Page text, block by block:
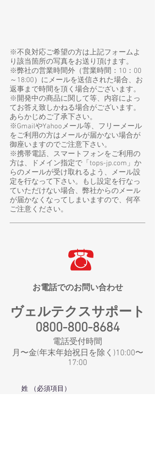
​※不良対応ご希望の方は上記フォームよ
り該当箇所の写真をお送り頂けます。
※弊社の営業時間外（営業時間：10：00
～18:00）にメールを送信された場合、お
返事まで時間を頂く場合がございます。
※開発中の商品に関して等、内容によっ
てお答え致しかねる場合がございます。
あらかじめご了承下さい。
​※GmailやYahooメール等、フリーメール
をご利用の方はメールが届かない場合が
御座いますのでご注意下さい。
※携帯電話、スマートフォンをご利用の
方は、ドメイン指定で「tops-jp.com」か
らのメールが受け取れるよう、メール設
定を行なって下さい。もし設定を行なっ
ていただけない場合、弊社からのメール
が届かなくなってしまいますので、何卒
ご注意ください。
お電話でのお問い合わせ
ヴェルテクスサポート
​0800-800-8684
電話受付時間
月〜金(年末年始祝日を除く)10:00〜
17:00
姓 （必須項目）